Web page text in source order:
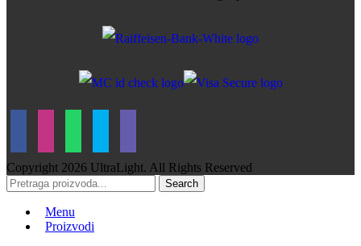
Copyright 2026 UltraLight. All Rights Reserved
Search
Menu
Proizvodi